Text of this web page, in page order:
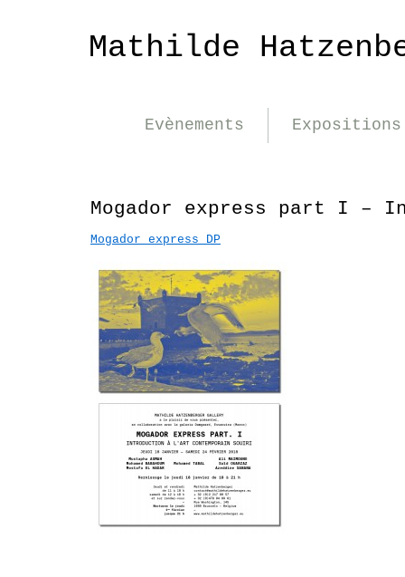
Mathilde
Evènements Expositions
Mogador express part I –
Mogador express DP